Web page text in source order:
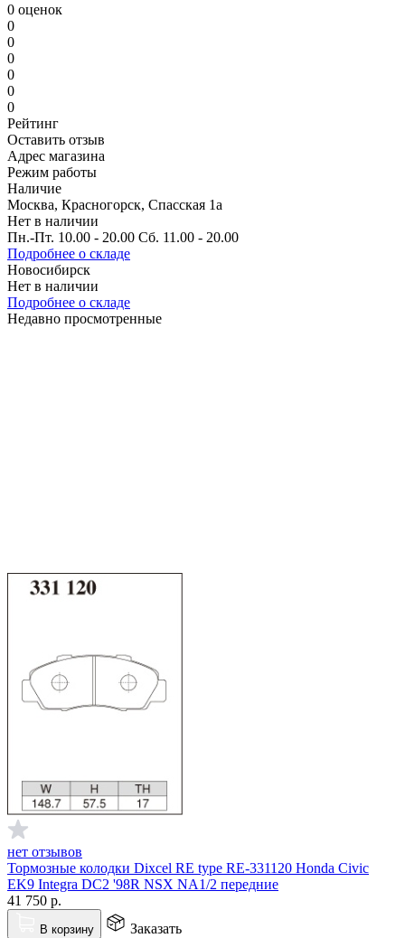
0 оценок
0
0
0
0
0
0
Рейтинг
Оставить отзыв
Адрес магазина
Режим работы
Наличие
Москва, Красногорск, Спасская 1а
Нет в наличии
Пн.-Пт. 10.00 - 20.00 Сб. 11.00 - 20.00
Подробнее о складе
Новосибирск
Нет в наличии
Подробнее о складе
Недавно просмотренные
нет отзывов
Тормозные колодки Dixcel RE type RE-331120 Honda Civic
EK9 Integra DC2 '98R NSX NA1/2 передние
41 750 р.
В корзину Заказать